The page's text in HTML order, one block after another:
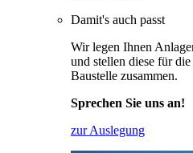
Damit's auch passt
Wir legen Ihnen
und stellen diese für
Baustelle zusammen.
Sprechen Sie uns an!
zur Auslegung